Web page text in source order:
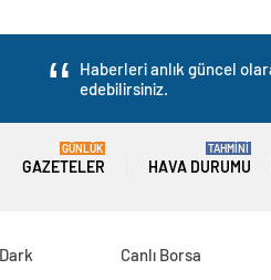
Haberleri anlık güncel
edebilirsiniz.
GAZETELER
GÜNLÜK
HAVA DURUMU
TAHMİNİ
Canlı Borsa